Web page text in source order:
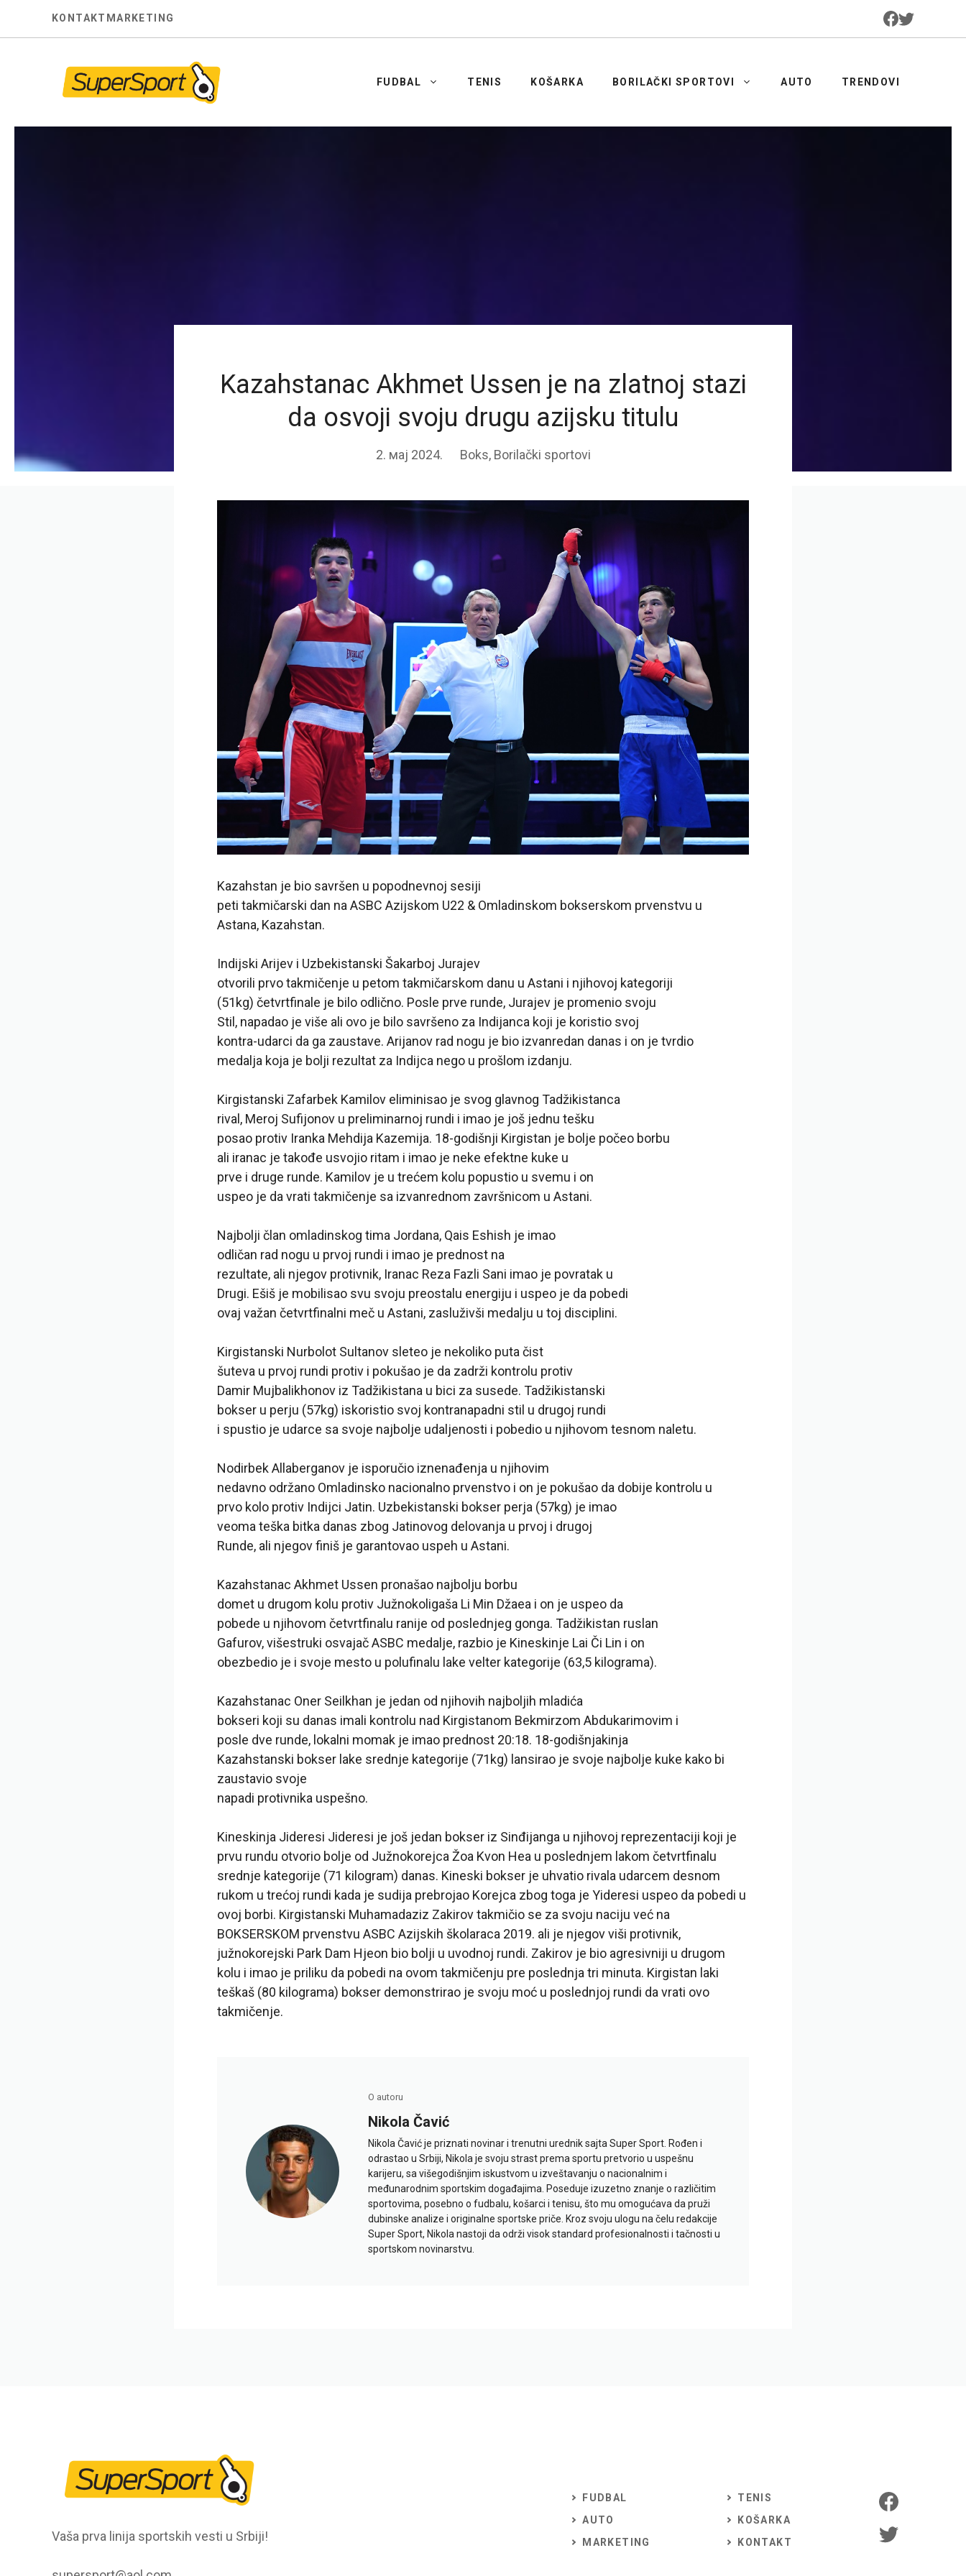
KONTAKT MARKETING
FUDBAL TENIS KOŠARKA BORILAČKI SPORTOVI AUTO TRENDOVI
Kazahstanac Akhmet Ussen je na zlatnoj stazi
da osvoji svoju drugu azijsku titulu
2. мај 2024. Boks, Borilački sportovi
Kazahstan je bio savršen u popodnevnoj sesiji
peti takmičarski dan na ASBC Azijskom U22 & Omladinskom bokserskom prvenstvu u
Astana, Kazahstan.
Indijski Arijev i Uzbekistanski Šakarboj Jurajev
otvorili prvo takmičenje u petom takmičarskom danu u Astani i njihovoj kategoriji
(51kg) četvrtfinale je bilo odlično. Posle prve runde, Jurajev je promenio svoju
Stil, napadao je više ali ovo je bilo savršeno za Indijanca koji je koristio svoj
kontra-udarci da ga zaustave. Arijanov rad nogu je bio izvanredan danas i on je tvrdio
medalja koja je bolji rezultat za Indijca nego u prošlom izdanju.
Kirgistanski Zafarbek Kamilov eliminisao je svog glavnog Tadžikistanca
rival, Meroj Sufijonov u preliminarnoj rundi i imao je još jednu tešku
posao protiv Iranka Mehdija Kazemija. 18-godišnji Kirgistan je bolje počeo borbu
ali iranac je takođe usvojio ritam i imao je neke efektne kuke u
prve i druge runde. Kamilov je u trećem kolu popustio u svemu i on
uspeo je da vrati takmičenje sa izvanrednom završnicom u Astani.
Najbolji član omladinskog tima Jordana, Qais Eshish je imao
odličan rad nogu u prvoj rundi i imao je prednost na
rezultate, ali njegov protivnik, Iranac Reza Fazli Sani imao je povratak u
Drugi. Ešiš je mobilisao svu svoju preostalu energiju i uspeo je da pobedi
ovaj važan četvrtfinalni meč u Astani, zasluživši medalju u toj disciplini.
Kirgistanski Nurbolot Sultanov sleteo je nekoliko puta čist
šuteva u prvoj rundi protiv i pokušao je da zadrži kontrolu protiv
Damir Mujbalikhonov iz Tadžikistana u bici za susede. Tadžikistanski
bokser u perju (57kg) iskoristio svoj kontranapadni stil u drugoj rundi
i spustio je udarce sa svoje najbolje udaljenosti i pobedio u njihovom tesnom naletu.
Nodirbek Allaberganov je isporučio iznenađenja u njihovim
nedavno održano Omladinsko nacionalno prvenstvo i on je pokušao da dobije kontrolu u
prvo kolo protiv Indijci Jatin. Uzbekistanski bokser perja (57kg) je imao
veoma teška bitka danas zbog Jatinovog delovanja u prvoj i drugoj
Runde, ali njegov finiš je garantovao uspeh u Astani.
Kazahstanac Akhmet Ussen pronašao najbolju borbu
domet u drugom kolu protiv Južnokoligaša Li Min Džaea i on je uspeo da
pobede u njihovom četvrtfinalu ranije od poslednjeg gonga. Tadžikistan ruslan
Gafurov, višestruki osvajač ASBC medalje, razbio je Kineskinje Lai Či Lin i on
obezbedio je i svoje mesto u polufinalu lake velter kategorije (63,5 kilograma).
Kazahstanac Oner Seilkhan je jedan od njihovih najboljih mladića
bokseri koji su danas imali kontrolu nad Kirgistanom Bekmirzom Abdukarimovim i
posle dve runde, lokalni momak je imao prednost 20:18. 18-godišnjakinja
Kazahstanski bokser lake srednje kategorije (71kg) lansirao je svoje najbolje kuke kako bi
zaustavio svoje
napadi protivnika uspešno.
Kineskinja Jideresi Jideresi je još jedan bokser iz Sinđijanga u njihovoj reprezentaciji koji je
prvu rundu otvorio bolje od Južnokorejca Žoa Kvon Hea u poslednjem lakom četvrtfinalu
srednje kategorije (71 kilogram) danas. Kineski bokser je uhvatio rivala udarcem desnom
rukom u trećoj rundi kada je sudija prebrojao Korejca zbog toga je Yideresi uspeo da pobedi u
ovoj borbi. Kirgistanski Muhamadaziz Zakirov takmičio se za svoju naciju već na
BOKSERSKOM prvenstvu ASBC Azijskih školaraca 2019. ali je njegov viši protivnik,
južnokorejski Park Dam Hjeon bio bolji u uvodnoj rundi. Zakirov je bio agresivniji u drugom
kolu i imao je priliku da pobedi na ovom takmičenju pre poslednja tri minuta. Kirgistan laki
teškaš (80 kilograma) bokser demonstrirao je svoju moć u poslednjoj rundi da vrati ovo
takmičenje.
O autoru
Nikola Čavić
Nikola Čavić je priznati novinar i trenutni urednik sajta Super Sport. Rođen i
odrastao u Srbiji, Nikola je svoju strast prema sportu pretvorio u uspešnu
karijeru, sa višegodišnjim iskustvom u izveštavanju o nacionalnim i
međunarodnim sportskim događajima. Poseduje izuzetno znanje o različitim
sportovima, posebno o fudbalu, košarci i tenisu, što mu omogućava da pruži
dubinske analize i originalne sportske priče. Kroz svoju ulogu na čelu redakcije
Super Sport, Nikola nastoji da održi visok standard profesionalnosti i tačnosti u
sportskom novinarstvu.
Vaša prva linija sportskih vesti u Srbiji!
FUDBAL
AUTO
MARKETING
TENIS
KOŠARKA
KONTAKT